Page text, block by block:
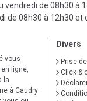
vendredi de 08h30 à
de 08h30 à 12h30 et
vous
ligne,
la
à Caudry
Divers
Prise
Click &